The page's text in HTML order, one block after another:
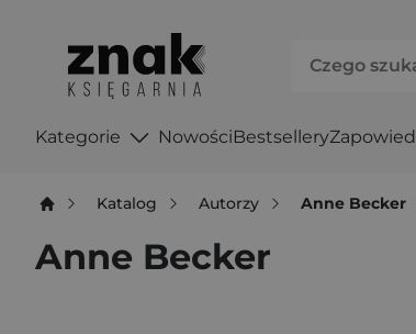
Kategorie NowościBestsellery
Katalog Autorzy Anne Becker
Anne Becker